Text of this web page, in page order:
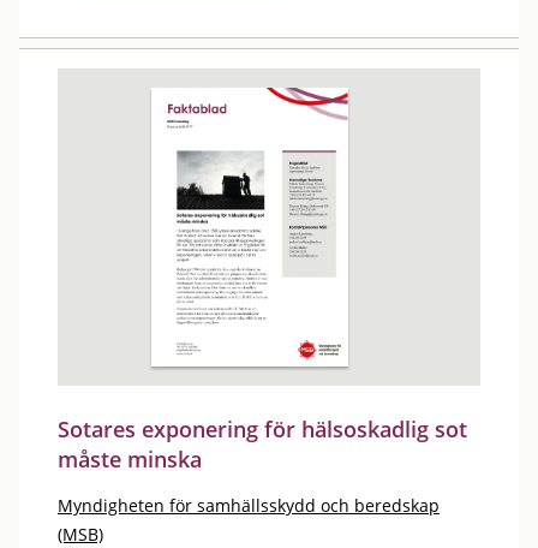
Sotares exponering för hälsoskadlig sot
måste minska
Myndigheten för samhällsskydd och beredskap
(MSB)